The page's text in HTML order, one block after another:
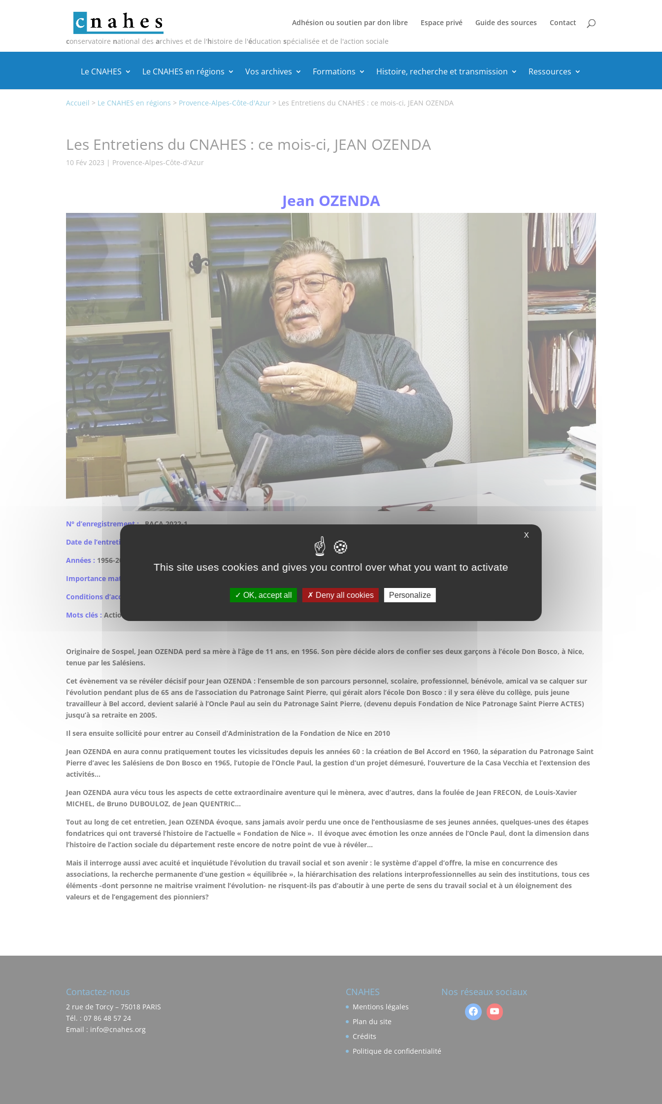
Adhésion ou soutien par don libre Espace privé Guide des sources
Contact
conservatoire national desarchives et de l'histoire de l'éducationspécialisée et de l'action sociale
Le CNAHES Le CNAHES en régions Vos archives Formations Histoire, recherche et transmission Ressources
Accueil > Le CNAHES en régions > Provence-Alpes-Côte-d'Azur > Les Entretiens du CNAHES : ce mois-ci, JEAN OZENDA
Les Entretiens du CNAHES : ce mois-ci, JEAN OZENDA
10 Fév 2023 | Provence-Alpes-Côte-d'Azur
Jean OZENDA
N° d’enregistrement :PACA 2022-1
Date de l’entretien :
Années : 1956-2021
Importance matérielle :
Conditions d’accès :
autorisation du 28 Avril 2022
Mots clés :Action sociale,
Originaire de Sospel, Jean OZENDA perd sa mère à l’âge de 11 ans, en 1956. Son père décide alors de confier ses deux garçons à l’école Don Bosco, à Nice,
tenue par les Salésiens.
Cet évènement va se révéler décisif pour Jean OZENDA : l’ensemble de son parcours personnel, scolaire, professionnel, bénévole, amical va se calquer sur
l’évolution pendant plus de 65 ans de l’association du Patronage Saint Pierre, qui gérait alors l’école Don Bosco : il y sera élève du collège, puis jeune
travailleur à Bel accord, devient salarié à l’Oncle Paul au sein du Patronage Saint Pierre, (devenu depuis Fondation de Nice Patronage Saint Pierre ACTES)
jusqu’à sa retraite en 2005.
Il sera ensuite sollicité pour entrer au Conseil d’Administration de la Fondation de Nice en 2010
Jean OZENDA en aura connu pratiquement toutes les vicissitudes depuis les années 60 : la création de Bel Accord en 1960, la séparation du Patronage Saint
Pierre d’avec les Salésiens de Don Bosco en 1965, l’utopie de l’Oncle Paul, la gestion d’un projet démesuré, l’ouverture de la Casa Vecchia et l’extension des
activités…
Jean OZENDA aura vécu tous les aspects de cette extraordinaire aventure qui le mènera, avec d’autres, dans la foulée de Jean FRECON, de Louis-Xavier
MICHEL, de Bruno DUBOULOZ, de Jean QUENTRIC…
Tout au long de cet entretien, Jean OZENDA évoque, sans jamais avoir perdu une once de l’enthousiasme de ses jeunes années, quelques-unes des étapes
fondatrices qui ont traversé l’histoire de l’actuelle « Fondation de Nice ». Il évoque avec émotion les onze années de l’Oncle Paul, dont la dimension dans
l’histoire de l’action sociale du département reste encore de notre point de vue à révéler…
Mais il interroge aussi avec acuité et inquiétude l’évolution du travail social et son avenir : le système d’appel d’offre, la mise en concurrence des
associations, la recherche permanente d’une gestion « équilibrée », la hiérarchisation des relations interprofessionnelles au sein des institutions, tous ces
éléments -dont personne ne maitrise vraiment l’évolution- ne risquent-ils pas d’aboutir à une perte de sens du travail social et à un éloignement des
valeurs et de l’engagement des pionniers?
Contactez-nous
2 rue de Torcy – 75018 PARIS
Tél. : 07 86 48 57 24
Email : info@cnahes.org
CNAHES
Mentions légales
Plan du site
Crédits
Politique de confidentialité
Nos réseaux sociaux
X
This site uses cookies and gives you control over what you want to activate
OK, accept all Deny all cookies Personalize